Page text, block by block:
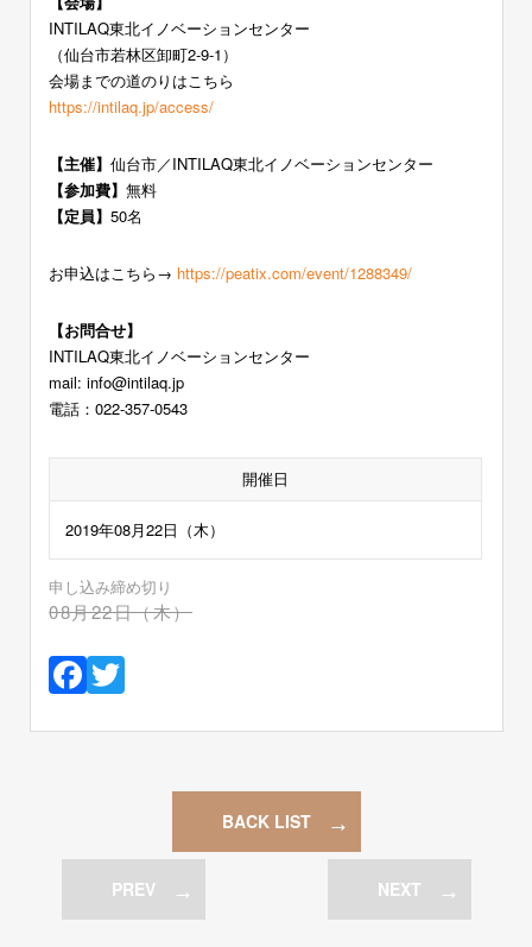
INTILAQ東北イノベーションセンター
（仙台市若林区卸町2-9-1）
会場までの道のりはこちら
https://intilaq.jp/access/
【主催】仙台市／INTILAQ東北イノベーションセンター
【参加費】無料
【定員】50名
お申込はこちら→ https://peatix.com/event/1288349/
【お問合せ】
INTILAQ東北イノベーションセンター
mail: info@intilaq.jp
電話：022-357-0543
開催日
2019年08月22日（木）
申し込み締め切り
08月22日（木）
Facebook
BACK LIST
PREV NEXT